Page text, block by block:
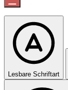
Lesbare Schriftart